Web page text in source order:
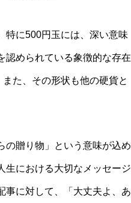
特に500円玉には、深い意味
認められている象徴的な存在
た、その形状も他の硬貨と
の贈り物」という意味が込め
生における大切なメッセージ
事に対して、「大丈夫よ、あ